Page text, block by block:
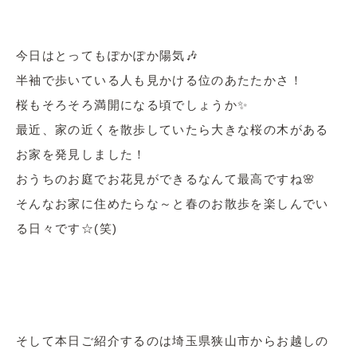
今日はとってもぽかぽか陽気🎶
半袖で歩いている人も見かける位のあたたかさ！
桜もそろそろ満開になる頃でしょうか✨
最近、家の近くを散歩していたら大きな桜の木がある
お家を発見しました！
おうちのお庭でお花見ができるなんて最高ですね🌸
そんなお家に住めたらな～と春のお散歩を楽しんでい
る日々です☆(笑)
そして本日ご紹介するのは埼玉県狭山市からお越しの